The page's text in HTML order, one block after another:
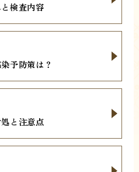
検査内容
予防策は？
と注意点